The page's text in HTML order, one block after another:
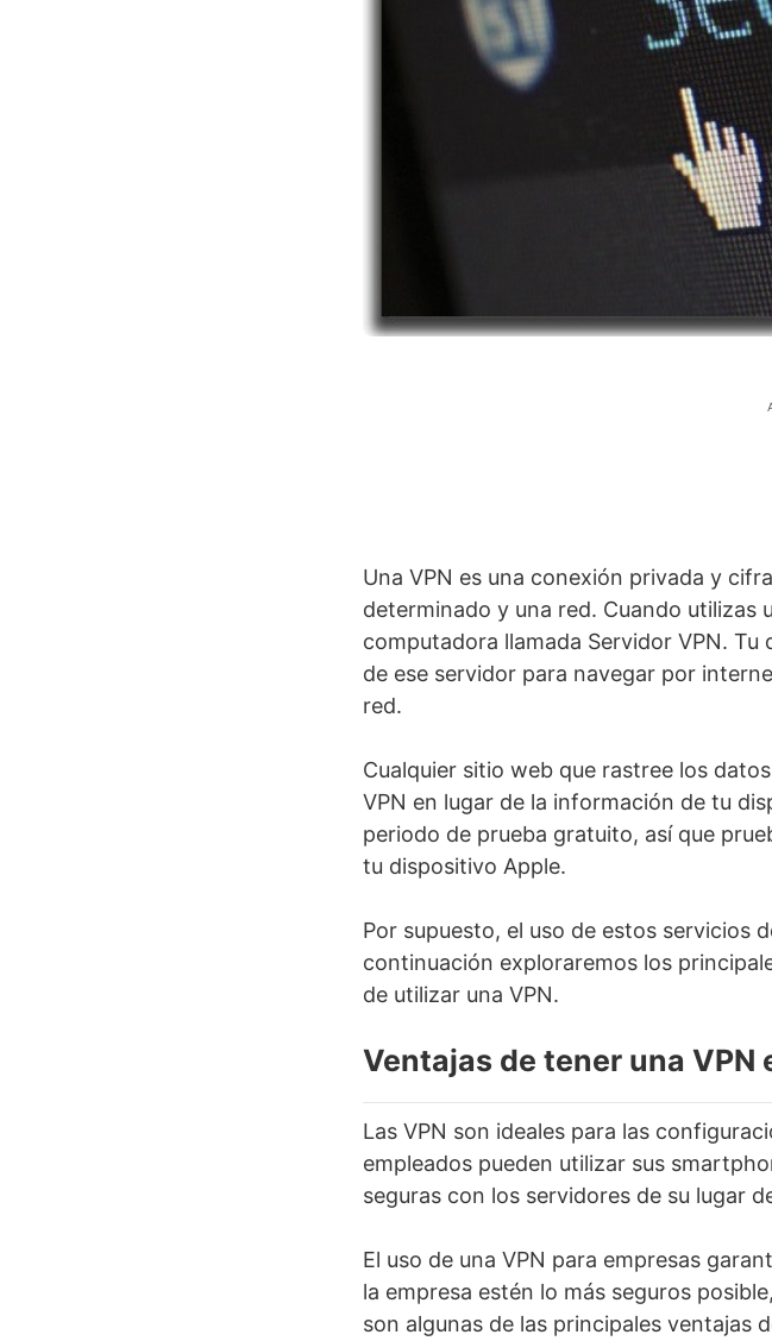
Una VPN es una conexión privada y
determinado y una red. Cuando utilizas
computadora llamada Servidor VPN.
de ese servidor para navegar por
red.
Cualquier sitio web que rastree los
VPN en lugar de la información de tu
periodo de prueba gratuito, así que
tu dispositivo Apple.
Por supuesto, el uso de estos servicios
continuación exploraremos los
de utilizar una VPN.
Ventajas de tener una VPN
Las VPN son ideales para las
empleados pueden utilizar sus
seguras con los servidores de su lugar
El uso de una VPN para empresas
la empresa estén lo más seguros
son algunas de las principales ventajas